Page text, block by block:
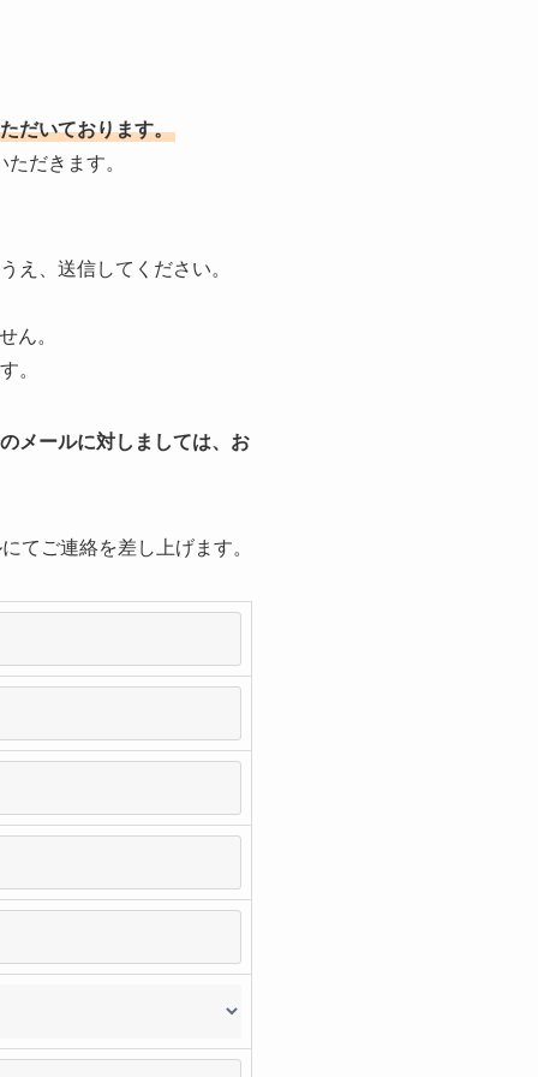
だいております。
だきます。
え、送信してください。
ん。
。
メールに対しましては、お
てご連絡を差し上げます。